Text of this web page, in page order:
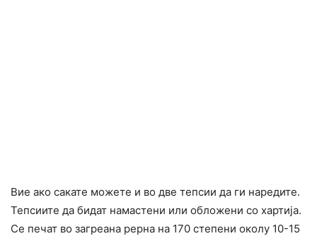
Вие ако сакате можете и во две тепсии да ги наредите.
Тепсиите да бидат намастени или обложени со хартија.
Се печат во загреана рерна на 170 степени околу 10-15